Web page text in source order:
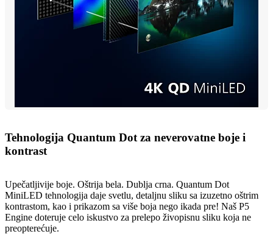
Tehnologija Quantum Dot za neverovatne boje i
kontrast
Upečatljivije boje. Oštrija bela. Dublja crna. Quantum Dot
MiniLED tehnologija daje svetlu, detaljnu sliku sa izuzetno oštrim
kontrastom, kao i prikazom sa više boja nego ikada pre! Naš P5
Engine doteruje celo iskustvo za prelepo živopisnu sliku koja ne
preopterećuje.